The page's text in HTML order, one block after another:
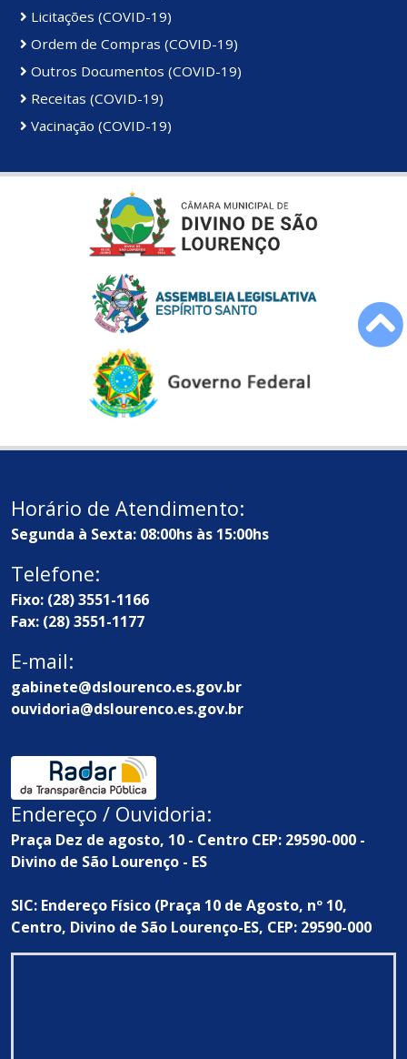
Licitações (COVID-19)
Ordem de Compras (COVID-19)
Outros Documentos (COVID-19)
Receitas (COVID-19)
Vacinação (COVID-19)
Horário de Atendimento:
Segunda à Sexta: 08:00hs às 15:00hs
Telefone:
Fixo: (28) 3551-1166
Fax: (28) 3551-1177
E-mail:
gabinete@dslourenco.es.gov.br
ouvidoria@dslourenco.es.gov.br
Endereço / Ouvidoria:
Praça Dez de agosto, 10 - Centro CEP: 29590-000 -
Divino de São Lourenço - ES
SIC: Endereço Físico (Praça 10 de Agosto, nº 10,
Centro, Divino de São Lourenço-ES, CEP: 29590-000